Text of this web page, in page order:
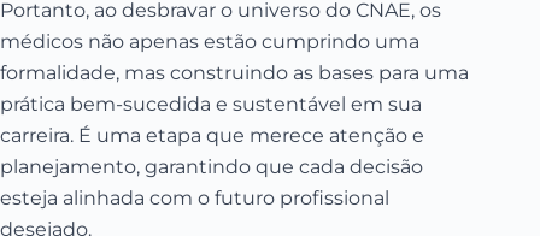
Portanto, ao desbravar o universo do CNAE, os
médicos não apenas estão cumprindo uma
formalidade, mas construindo as bases para uma
prática bem-sucedida e sustentável em sua
carreira. É uma etapa que merece atenção e
planejamento, garantindo que cada decisão
esteja alinhada com o futuro profissional
desejado.